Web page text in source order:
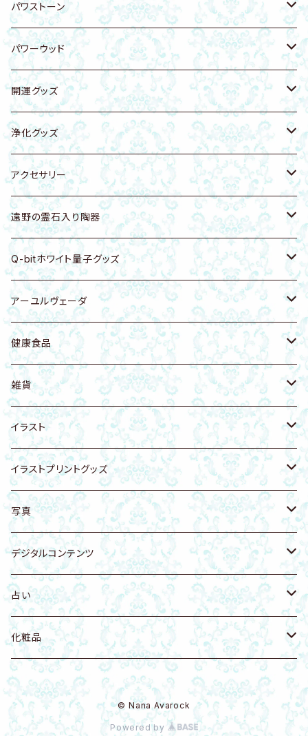
パワストーン
原石
ブレスレット
キーホルダー・バッグチャーム
浄化トレー
シートタイプ
ピアス・イヤリング・イヤーカフ
ネックレス
ヘアゴム
雑貨
アンクレット
遠野の霊石入り陶器
天然石付きイラスト・写真
リング
置物
Ｔシャツ・衣類
化粧品
パワーウッド
ブレスレット
キーホルダー・ストラップ
置物
浄化グッズ
開運グッズ
エナジープレート
キーホルダー・バッグチャーム
ブレスレット
ピアス・イヤリング
ネックレス
リング
置物
アンクレット
龍体文字
雑貨
アート
浄化グッズ
天然石
ホワイトセージ
パロサント
お香
天然木
アクセサリー
アクセサリーホルダー
ピアス・イヤリング・イヤーカフ
キーホルダー・バッグチャーム
ブレスレット
ネックレス
リング
ヘアゴム
遠野の霊石入り陶器
食器・浄化皿
カッサ・ツボ押し
アクセサリー
植木鉢
Q-bitホワイト量子グッズ
健康グッズ
アーユルヴェーダ
カンサマッサージツール
フェイシャル講座
健康食品
健康ケア商品
健康食品
天然塩
無添加生コラーゲン
アーユルヴェーダ
雑貨
猫グッズ
犬グッズ
スカルグッズ
イラストカード
壁かけアート
龍グッズ
アマビエグッズ
モビール
イラスト
動物・生き物
猫
猫科
犬
鳥
人物
開運・天使・神聖幾何学
花・自然
虹 レインボー
花 フラワー
海・海の生き物
神獣・幻獣・伝説の生き物
龍・ドラゴン
イラストプリントグッズ
Tシャツ
バッグ
ファブリックボード
タオル
アクリルグッズ
写真
空・月・太陽・虹
自然・山・植物・花
寺社仏閣
デジタルコンテンツ
Music
健康法
写真
占い
八百万の神開運歴 守護神鑑定書
八百万の神開運歴 密霊鑑定書
化粧品
DIAMO（ダイヤモンドパウダー入）
Q-bitホワイト量子
© Nana Avarock
Powered by